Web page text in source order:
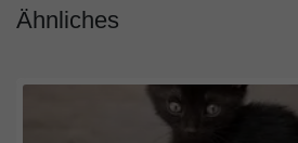
Ähnliches